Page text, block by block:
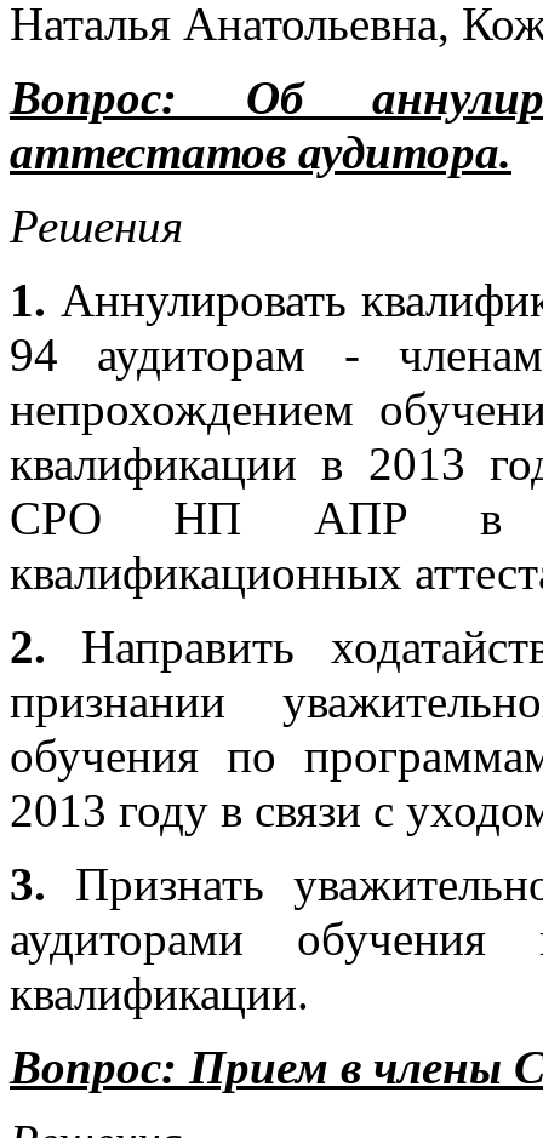
Наталья Анатольевна,
Вопрос:
Об
аттестатов аудитора.
Решения
1. Аннулировать
94 аудиторам -
непрохождением
квалификации в 2013
СРО НП АПР в
квалификационных
2. Направить
признании
обучения по
2013 году в связи с
3. Признать
аудиторами
квалификации.
Вопрос: Прием в члены